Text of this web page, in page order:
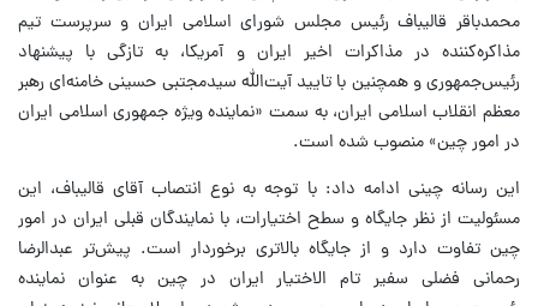
محمدباقر قالیباف رئیس مجلس شورای اسلامی ایران و سرپرست تیم
مذاکره‌کننده در مذاکرات اخیر ایران و آمریکا، به تازگی با پیشنهاد
رئیس‌جمهوری و همچنین با تایید آیت‌الله سیدمجتبی حسینی خامنه‌ای رهبر
معظم انقلاب اسلامی ایران، به سمت «نماینده ویژه جمهوری اسلامی ایران
در امور چین» منصوب شده است.
این رسانه چینی ادامه داد: با توجه به نوع انتصاب آقای قالیباف، این
مسئولیت از نظر جایگاه و سطح اختیارات، با نمایندگان قبلی ایران در امور
چین تفاوت دارد و از جایگاه بالاتری برخوردار است. پیش‌تر عبدالرضا
رحمانی فضلی سفیر تام الاختیار ایران در چین به عنوان نماینده